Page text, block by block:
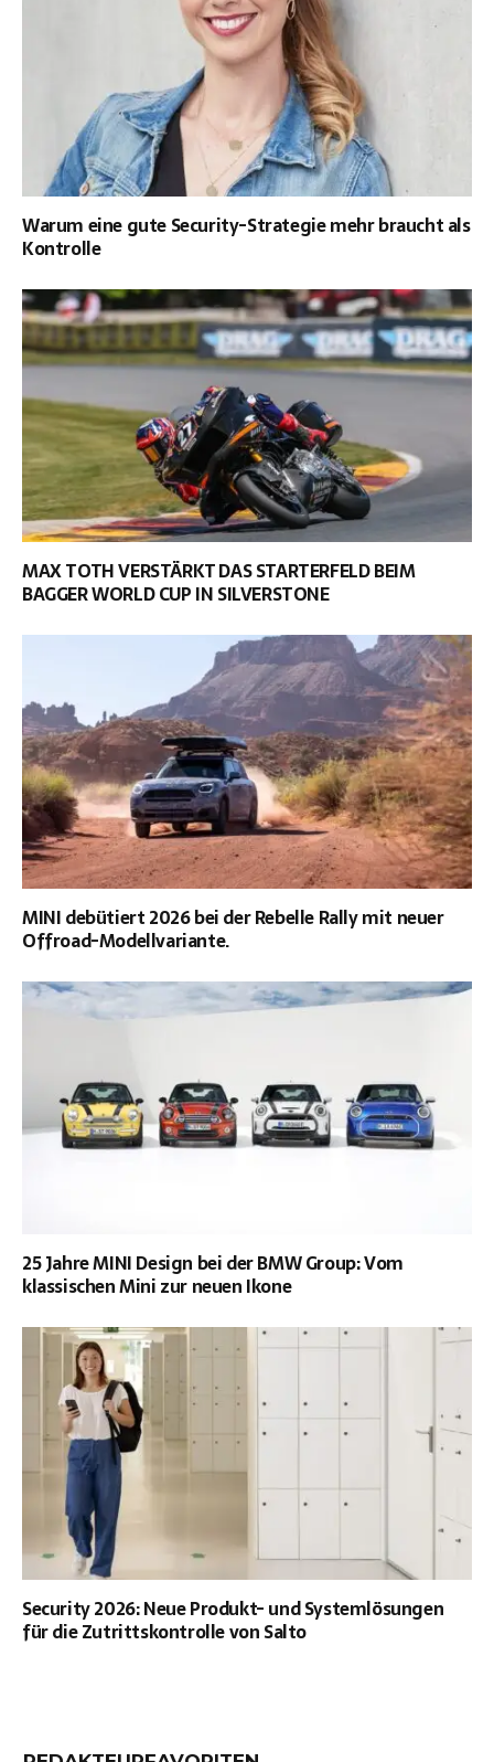
Warum eine gute Security-Strategie mehr braucht als
Kontrolle
MAX TOTH VERSTÄRKT DAS STARTERFELD BEIM
BAGGER WORLD CUP IN SILVERSTONE
MINI debütiert 2026 bei der Rebelle Rally mit neuer
Offroad-Modellvariante.
25 Jahre MINI Design bei der BMW Group: Vom
klassischen Mini zur neuen Ikone
Security 2026: Neue Produkt- und Systemlösungen
für die Zutrittskontrolle von Salto